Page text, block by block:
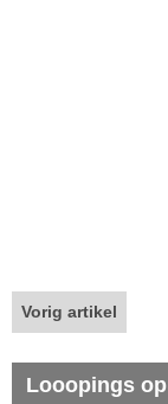
Vorig artikel
Looopings